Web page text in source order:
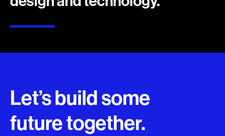
Let’s build some
future together.